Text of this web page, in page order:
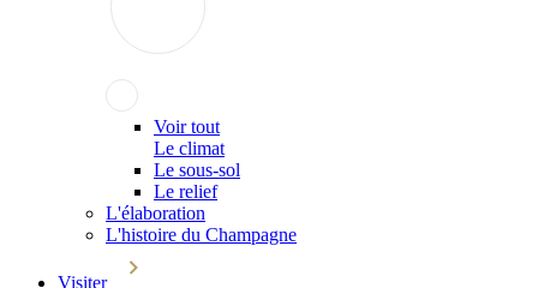
Voir tout
Le climat
Le sous-sol
Le relief
L'élaboration
L'histoire du Champagne
Visiter